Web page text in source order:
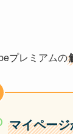
プレミアムの
マイペー